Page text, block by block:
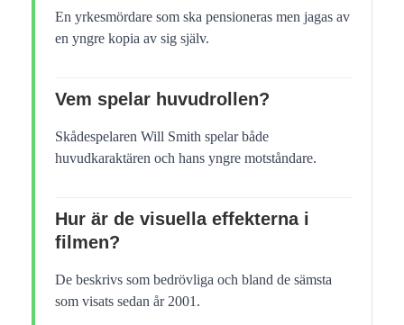
En yrkesmördare som ska pensioneras men jagas av
en yngre kopia av sig själv.
Vem spelar huvudrollen?
Skådespelaren Will Smith spelar både
huvudkaraktären och hans yngre motståndare.
Hur är de visuella effekterna i
filmen?
De beskrivs som bedrövliga och bland de sämsta
som visats sedan år 2001.